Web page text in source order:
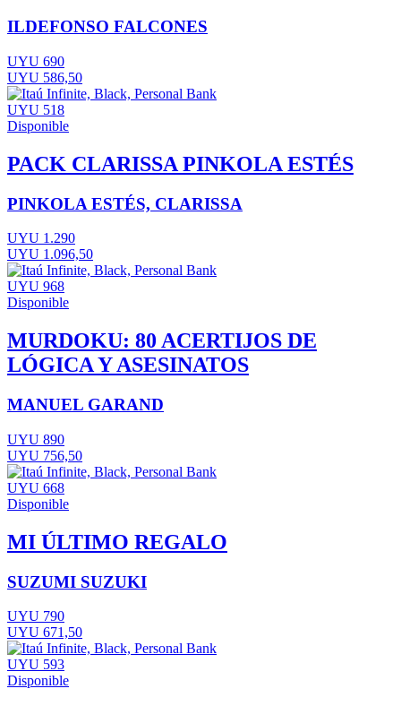
ILDEFONSO FALCONES
UYU 690
UYU 586,50
UYU 518
Disponible
PACK CLARISSA PINKOLA ESTÉS
PINKOLA ESTÉS, CLARISSA
UYU 1.290
UYU 1.096,50
UYU 968
Disponible
MURDOKU: 80 ACERTIJOS DE
LÓGICA Y ASESINATOS
MANUEL GARAND
UYU 890
UYU 756,50
UYU 668
Disponible
MI ÚLTIMO REGALO
SUZUMI SUZUKI
UYU 790
UYU 671,50
UYU 593
Disponible